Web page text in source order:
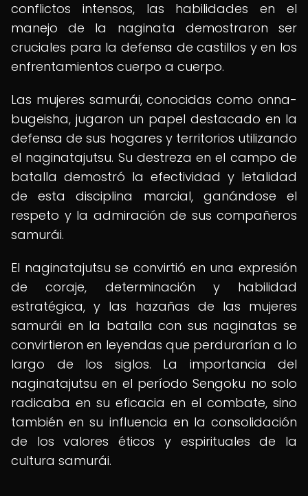
conflictos intensos, las habilidades en el
manejo de la naginata demostraron ser
cruciales para la defensa de castillos y en los
enfrentamientos cuerpo a cuerpo.
Las mujeres samurái, conocidas como onna-
bugeisha, jugaron un papel destacado en la
defensa de sus hogares y territorios utilizando
el naginatajutsu. Su destreza en el campo de
batalla demostró la efectividad y letalidad
de esta disciplina marcial, ganándose el
respeto y la admiración de sus compañeros
samurái.
El naginatajutsu se convirtió en una expresión
de coraje, determinación y habilidad
estratégica, y las hazañas de las mujeres
samurái en la batalla con sus naginatas se
convirtieron en leyendas que perdurarían a lo
largo de los siglos. La importancia del
naginatajutsu en el período Sengoku no solo
radicaba en su eficacia en el combate, sino
también en su influencia en la consolidación
de los valores éticos y espirituales de la
cultura samurái.